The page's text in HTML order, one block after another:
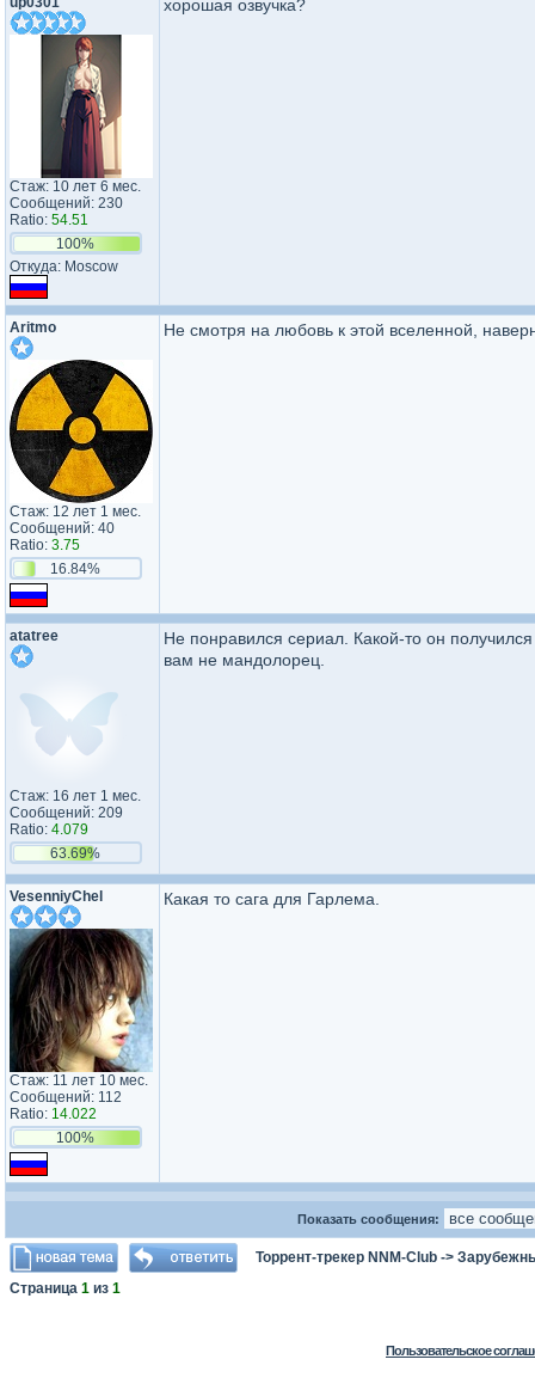
Стаж: 10 лет 6 мес.
Сообщений: 230
Ratio: 54.51
100%
Откуда: Moscow
хорошая озвучка?
Aritmo
Стаж: 12 лет 1 мес.
Сообщений: 40
Ratio: 3.75
16.84%
Не смотря на любовь к этой вселенной,
atatree
Стаж: 16 лет 1 мес.
Сообщений: 209
Ratio: 4.079
63.69%
Не понравился сериал. Какой-то он
вам не мандолорец.
VesenniyChel
Стаж: 11 лет 10 мес.
Сообщений: 112
Ratio: 14.022
100%
Какая то сага для Гарлема.
Показать сообщения:
Торрент-трекер NNM-Club ->
Страница 1 из 1
Пользовательское